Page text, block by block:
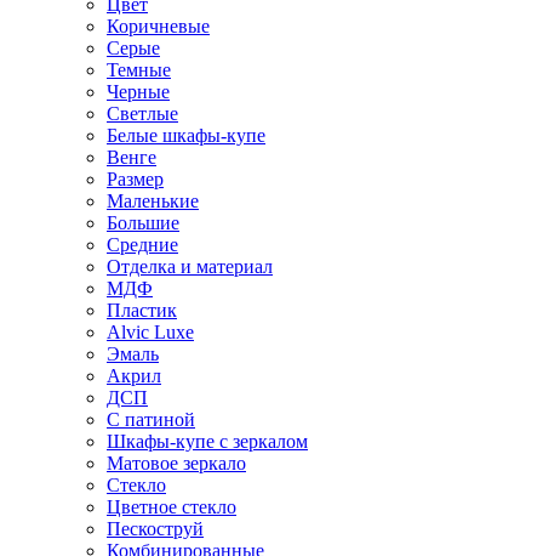
Цвет
Коричневые
Серые
Темные
Черные
Светлые
Белые шкафы-купе
Венге
Размер
Маленькие
Большие
Средние
Отделка и материал
МДФ
Пластик
Alvic Luxe
Эмаль
Акрил
ДСП
С патиной
Шкафы-купе с зеркалом
Матовое зеркало
Стекло
Цветное стекло
Пескоструй
Комбинированные